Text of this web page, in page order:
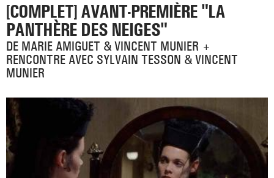
[COMPLET] AVANT-PREMIÈRE "LA
PANTHÈRE DES NEIGES"
DE MARIE AMIGUET & VINCENT MUNIER +
RENCONTRE AVEC SYLVAIN TESSON & VINCENT
MUNIER